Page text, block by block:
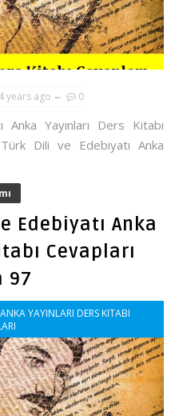
4 years ago 0
Yayınları Ders Kitabı
Dili ve Edebiyatı Anka
Edebiyatı Anka
Cevapları
97
YAYINLARI DERS KITABI